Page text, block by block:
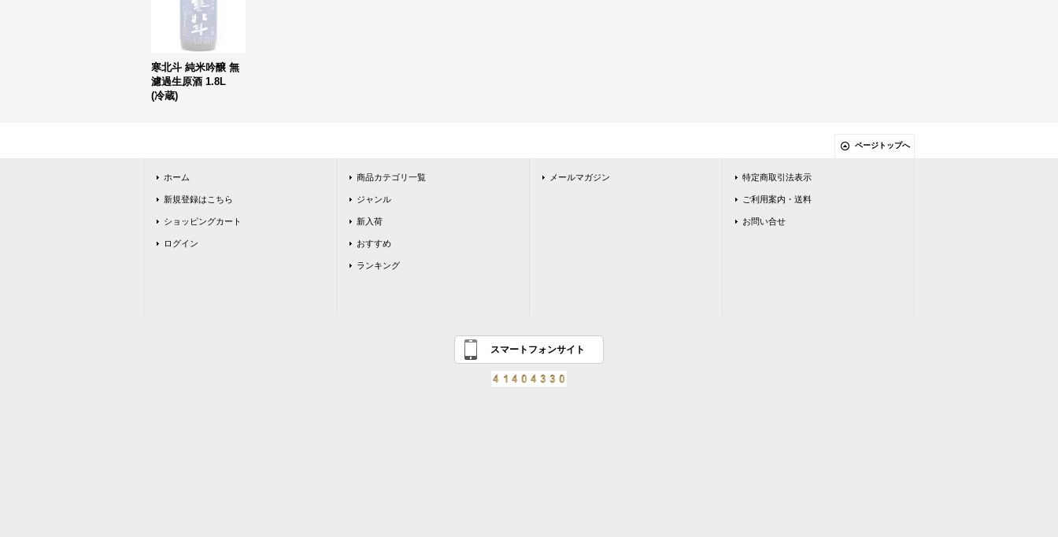
寒北斗 純米吟醸 無
濾過生原酒 1.8L
(冷蔵)
ページトップへ
ホーム
新規登録はこちら
ショッピングカート
ログイン
商品カテゴリ一覧
ジャンル
新入荷
おすすめ
ランキング
メールマガジン 特定商取引法表示
ご利用案内・送料
お問い合せ
スマートフォンサイト